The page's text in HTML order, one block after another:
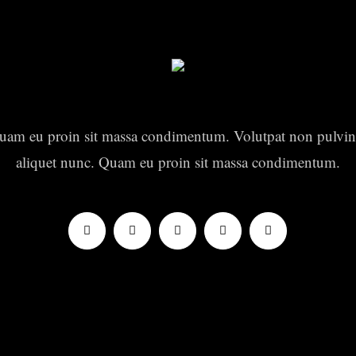
eu proin sit massa condimentum. Volutpat non
aliquet nunc. Quam eu proin sit massa condimentum.